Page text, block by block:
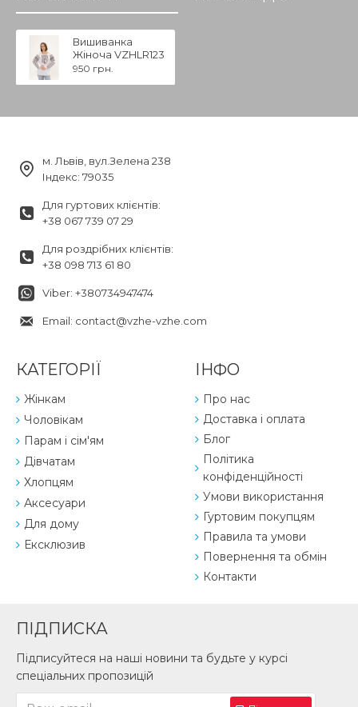
Вишиванка
Жіноча VZHLR123
950 грн.
м. Львів, вул.Зелена 238
Індекс: 79035
Для гуртових клієнтів:
+38 067 739 07 29
Для роздрібних клієнтів:
+38 098 713 61 80
Viber: +380734947474
Email: contact@vzhe-vzhe.com
КАТЕГОРІЇ
Жінкам
Чоловікам
Парам і сім'ям
Дівчатам
Хлопцям
Аксесуари
Для дому
Ексклюзив
ІНФО
Про нас
Доставка і оплата
Блог
Політика
конфіденційності
Умови використання
Гуртовим покупцям
Правила та умови
Повернення та обмін
Контакти
ПІДПИСКА
Підписуйтеся на наші новини та будьте у курсі
спеціальних пропозицій